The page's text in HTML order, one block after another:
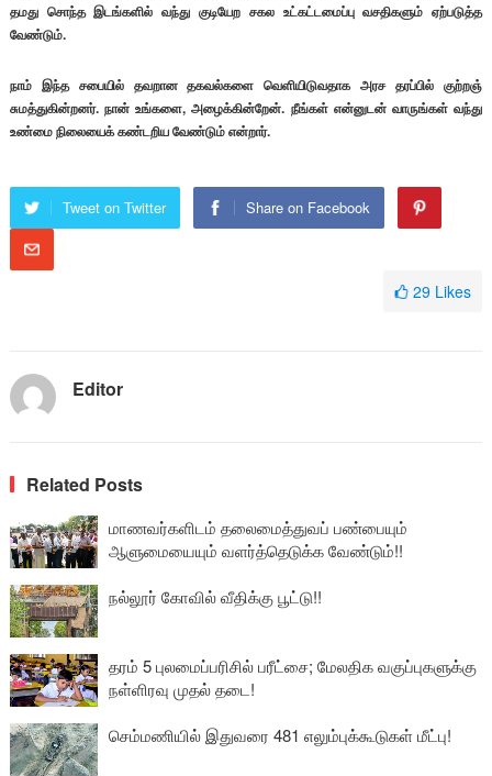
தமது சொந்த இடங்களில் வந்து குடியேற சகல உட்கட்டமைப்பு வசதிகளும் ஏற்படுத்த
வேண்டும்.
நாம் இந்த சபையில் தவறான தகவல்களை வெளியிடுவதாக அரச தரப்பில் குற்றஞ்
சுமத்துகின்றனர். நான் உங்களை, அழைக்கின்றேன். நீங்கள் என்னுடன் வாருங்கள் வந்து
உண்மை நிலையைக் கண்டறிய வேண்டும் என்றார்.
Tweet on Twitter Share on Facebook
29 Likes
Editor
Related Posts
மாணவர்களிடம் தலைமைத்துவப் பண்பையும்
ஆளுமையையும் வளர்த்தெடுக்க வேண்டும்!!
நல்லூர் கோவில் வீதிக்கு பூட்டு!!
தரம் 5 புலமைப்பரிசில் பரீட்சை; மேலதிக வகுப்புகளுக்கு
நள்ளிரவு முதல் தடை!
செம்மணியில் இதுவரை 481 எலும்புக்கூடுகள் மீட்பு!